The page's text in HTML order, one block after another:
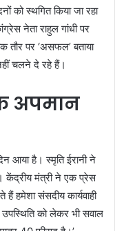
को स्थगित किया जा रहा
नेता राहुल गांधी पर
तौर पर ‘असफल’ बताया
चलने दे रहे हैं।
अपमान
आया है। स्मृति ईरानी ने
केंद्रीय मंत्री ने एक प्रेस
हमेशा संसदीय कार्यवाही
को लेकर भी सवाल